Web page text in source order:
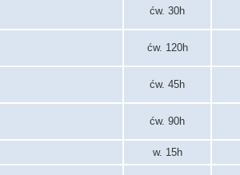
ćw. 30h
ćw. 120h
ćw. 45h
ćw. 90h
w. 15h